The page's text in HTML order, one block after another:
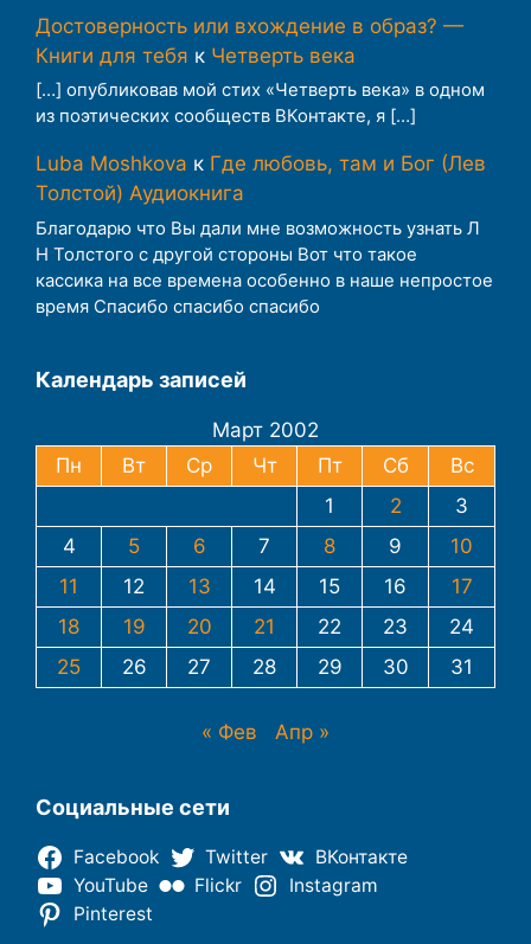
Достоверность или вхождение в образ? —
Книги для тебя к Четверть века
[…] опубликовав мой стих «Четверть века» в одном
из поэтических сообществ ВКонтакте, я […]
Luba Moshkova к Где любовь, там и Бог (Лев
Толстой) Аудиокнига
Благодарю что Вы дали мне возможность узнать Л
Н Толстого с другой стороны Вот что такое
кассика на все времена особенно в наше непростое
время Спасибо спасибо спасибо
Календарь записей
Март 2002
Пн
Вт Ср Чт Пт Сб
Вс
1
2
3
4
5 6 7 8 9
10
11
12 13 14 15 16
17
18
19 20 21 22 23
24
25
26 27 28 29 30 31
« Фев Апр »
Социальные сети
Facebook Twitter
ВКонтакте
YouTube
Flickr
Instagram
Pinterest